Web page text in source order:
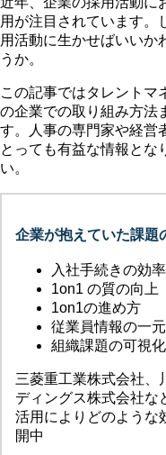
用が注目されています。
用活動に生かせばいいか
うか。
この記事ではタレントマ
の企業での取り組み方法
す。人事の専門家や経営
とっても有益な情報とな
い。
企業が抱えていた課題
入社手続きの効
1on1 の質の向上
1on1の進め方
従業員情報の一
組織課題の可視化
三菱重工業株式会社、
ディングス株式会社な
活用によりどのような
開中